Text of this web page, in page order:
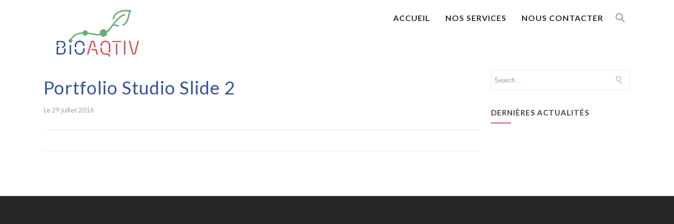
ACCUEIL NOS SERVICES NOUS CONTACTER
Portfolio Studio Slide 2
Le 29 juillet 2016 DERNIÈRES ACTUALITÉS